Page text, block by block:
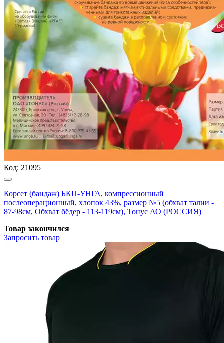
Код: 21095
Корсет (бандаж) БКП-УНГА, компрессионный
послеоперационный, хлопок 43%, размер №5 (обхват талии -
87-98см, Обхват бёдер - 113-119см), Тонус АО (РОССИЯ)
Товар закончился
Запросить товар